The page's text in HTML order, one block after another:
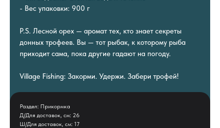
- Вес упаковки: 900 г
P.S. Лесной орех — аромат тех, кто знает секреты
донных трофеев. Вы — тот рыбак, к которому рыба
приходит сама, пока другие гадают на погоду.
Village Fishing: Закорми. Удержи. Забери трофей!
Раздел: Прикормка
Д/Для доставок, см: 26
Ш/Для доставок, см: 17